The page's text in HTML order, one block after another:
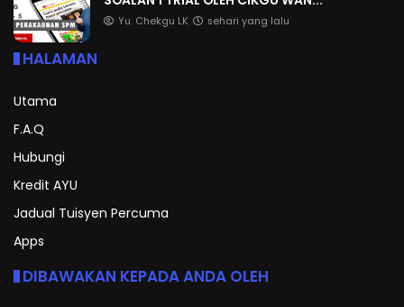
Yu. Chekgu LK sehari yang lalu
HALAMAN
Utama
F.A.Q
Hubungi
Kredit AYU
Jadual Tuisyen Percuma
Apps
DIBAWAKAN KEPADA ANDA OLEH